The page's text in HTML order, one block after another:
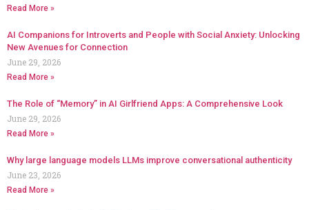
Read More »
AI Companions for Introverts and People with Social Anxiety: Unlocking
New Avenues for Connection
June 29, 2026
Read More »
The Role of “Memory” in AI Girlfriend Apps: A Comprehensive Look
June 29, 2026
Read More »
Why large language models LLMs improve conversational authenticity
June 23, 2026
Read More »